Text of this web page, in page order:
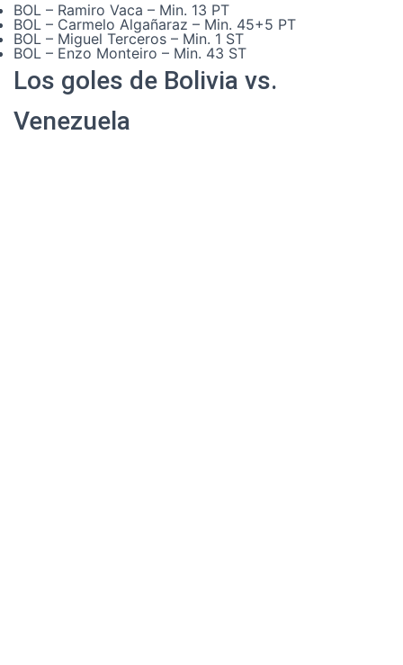
BOL – Ramiro Vaca – Min. 13 PT
BOL – Carmelo Algañaraz – Min. 45+5 PT
BOL – Miguel Terceros – Min. 1 ST
BOL – Enzo Monteiro – Min. 43 ST
Los goles de Bolivia vs.
Venezuela